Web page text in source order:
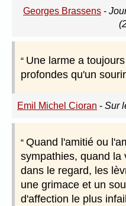
Georges Brassens -
Une larme a
profondes qu'un
Emil Michel Cioran - Sur
Quand l'amitié ou
sympathies, quand la
dans le regard, les
une grimace et un
d'affection le plus